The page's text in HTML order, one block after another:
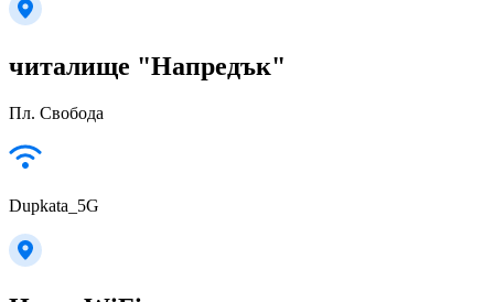
читалище "Напредък"
Пл. Свобода
Dupkata_5G